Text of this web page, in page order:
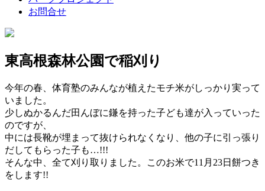
お問合せ
東高根森林公園で稲刈り
今年の春、体育塾のみんなが植えたモチ米がしっかり実って
いました。
少しぬかるんだ田んぼに鎌を持った子ども達が入っていった
のですが、
中には長靴が埋まって抜けられなくなり、他の子に引っ張り
だしてもらった子も…!!!
そんな中、全て刈り取りました。このお米で11月23日餅つき
をします!!